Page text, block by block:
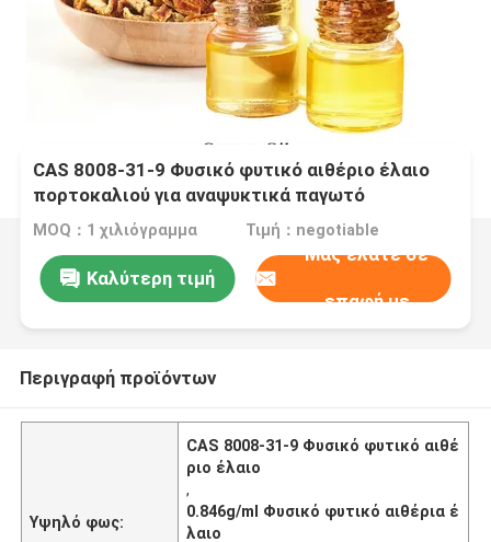
CAS 8008-31-9 Φυσικό φυτικό αιθέριο έλαιο
πορτοκαλιού για αναψυκτικά παγωτό
MOQ：1 χιλιόγραμμα Τιμή：negotiable
Καλύτερη τιμή
Μας ελάτε σε
επαφή με
Περιγραφή προϊόντων
Υψηλό φως:
CAS 8008-31-9 Φυσικό φυτικό αιθέ
ριο έλαιο
,
0.846g/ml Φυσικό φυτικό αιθέρια έ
λαιο